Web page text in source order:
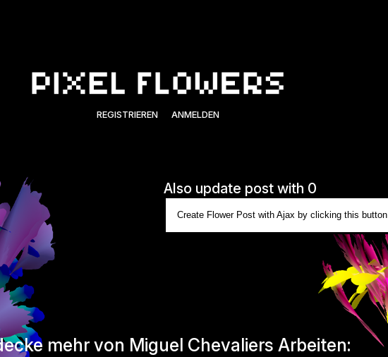
REGISTRIEREN ANMELDEN
Also update post with 0
Create Flower Post with Ajax by clicking this button
mehr von Miguel Chevaliers Arbeiten: